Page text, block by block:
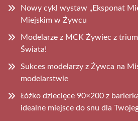
Nowy cykl wystaw „Eksponat
Miejskim w Żywcu
Modelarze z MCK Żywiec z
Świata!
Sukces modelarzy z Żywca na
modelarstwie
Łóżko dziecięce 90×200 z
idealne miejsce do snu dla